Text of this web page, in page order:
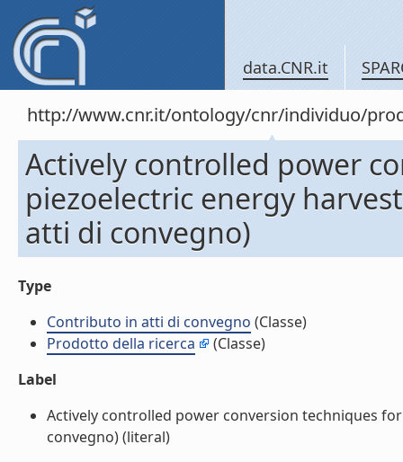
data.CNR.it
http://www.cnr.it/ontology/cnr/individuo/
Actively controlled power
piezoelectric energy
atti di convegno)
Type
Contributo in atti di convegno (Classe)
Prodotto della ricerca
(Classe)
Label
Actively controlled power conversion techniques
convegno) (literal)